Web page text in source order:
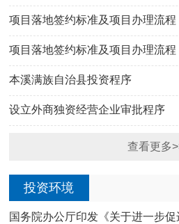
项目落地签约标准及项目办理流程
项目落地签约标准及项目办理流程
本溪满族自治县投资程序
设立外商独资经营企业审批程序
查看更多
投资环境
国务院办公厅印发《关于进一步